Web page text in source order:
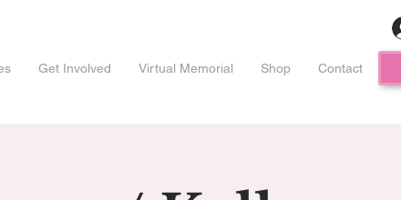
Get Involved Virtual Memorial Shop Contact